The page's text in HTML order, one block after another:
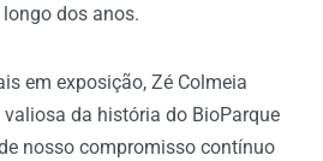
dos anos.
em exposição, Zé Colmeia
da história do BioParque
nosso compromisso contínuo